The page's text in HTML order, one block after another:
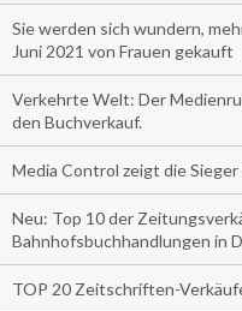
Sie werden sich wundern,
Juni 2021 von Frauen gekauft
Verkehrte Welt: Der
den Buchverkauf.
Media Control zeigt die
Neu: Top 10 der
Bahnhofsbuchhandlungen in
TOP 20 Zeitschriften-